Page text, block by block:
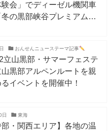
会」でディーゼル機関車
の黒部峡谷プレミアムツ
おんせんニューステーマ記事
立山黒部・サマーフェステ
山黒部アルペンルートを親
イベントを開催中！
日 東海
部・関西エリア】各地の温